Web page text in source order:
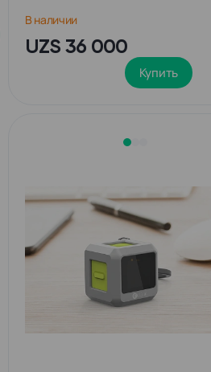
В наличии
UZS 36 000
Купить